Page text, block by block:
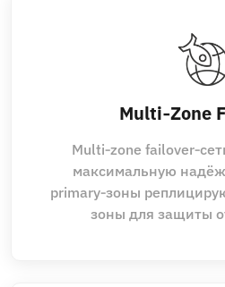
Multi‑Zone
Multi‑zone
максимальную
primary‑зоны
зоны для защиты